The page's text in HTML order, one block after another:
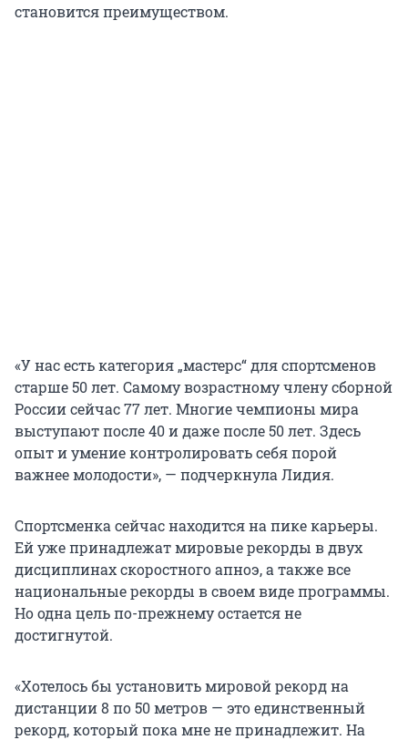
становится преимуществом.
«У нас есть категория „мастерс“ для спортсменов
старше 50 лет. Самому возрастному члену сборной
России сейчас 77 лет. Многие чемпионы мира
выступают после 40 и даже после 50 лет. Здесь
опыт и умение контролировать себя порой
важнее молодости», — подчеркнула Лидия.
Спортсменка сейчас находится на пике карьеры.
Ей уже принадлежат мировые рекорды в двух
дисциплинах скоростного апноэ, а также все
национальные рекорды в своем виде программы.
Но одна цель по-прежнему остается не
достигнутой.
«Хотелось бы установить мировой рекорд на
дистанции 8 по 50 метров — это единственный
рекорд, который пока мне не принадлежит. На